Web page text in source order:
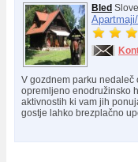
Bled
Apartmaji/
V gozdnem parku
opremljeno enodružinsko
aktivnostih ki vam jih
gostje lahko brezplačno